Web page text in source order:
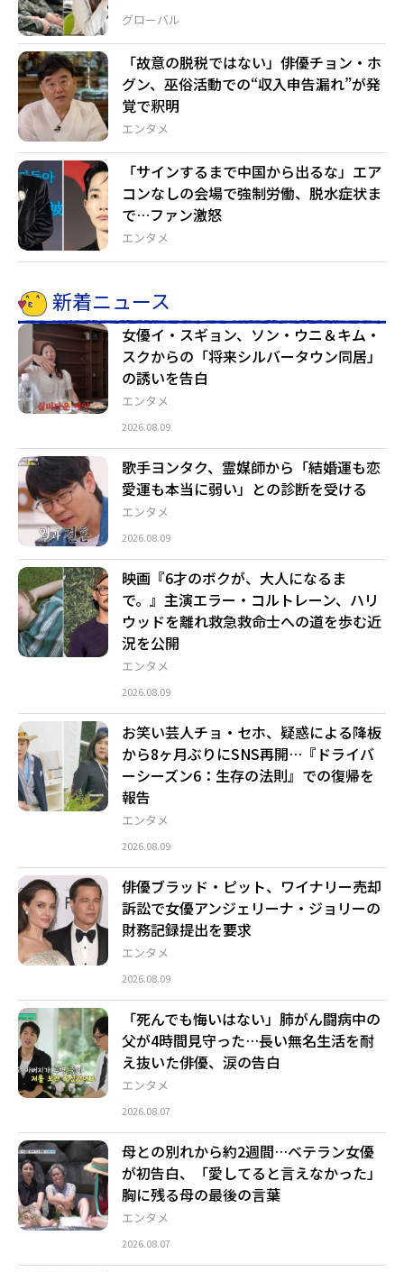
グローバル
エンタメ
「故意の脱税ではない」俳優チョン・ホ
グン、巫俗活動での“収入申告漏れ”が発
覚で釈明
エンタメ
「サインするまで中国から出るな」エア
コンなしの会場で強制労働、脱水症状ま
で…ファン激怒
新着ニュース
エンタメ
女優イ・スギョン、ソン・ウニ＆キム・
スクからの「将来シルバータウン同居」
の誘いを告白
2026.08.09
エンタメ
歌手ヨンタク、霊媒師から「結婚運も恋
愛運も本当に弱い」との診断を受ける
2026.08.09
エンタメ
映画『6才のボクが、大人になるま
で。』主演エラー・コルトレーン、ハリ
ウッドを離れ救急救命士への道を歩む近
況を公開
2026.08.09
エンタメ
お笑い芸人チョ・セホ、疑惑による降板
から8ヶ月ぶりにSNS再開…『ドライバ
ーシーズン6：生存の法則』での復帰を
報告
2026.08.09
エンタメ
俳優ブラッド・ピット、ワイナリー売却
訴訟で女優アンジェリーナ・ジョリーの
財務記録提出を要求
2026.08.09
エンタメ
「死んでも悔いはない」肺がん闘病中の
父が4時間見守った…長い無名生活を耐
え抜いた俳優、涙の告白
2026.08.07
エンタメ
母との別れから約2週間…ベテラン女優
が初告白、「愛してると言えなかった」
胸に残る母の最後の言葉
2026.08.07